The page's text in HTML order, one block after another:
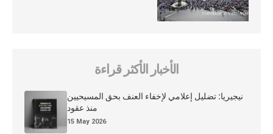
الأخبار الأكثر قراءة
نيجيريا: تضليل إعلامي لإخفاء العنف بحق المسيحيين
منذ عقود
15 May 2026